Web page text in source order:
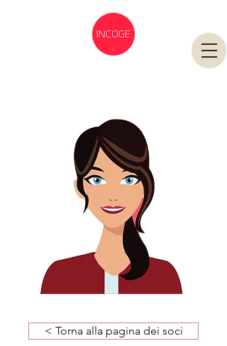
< Torna alla pagina dei soci